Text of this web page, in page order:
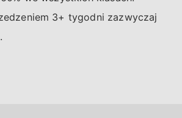
3+ tygodni zazwyczaj